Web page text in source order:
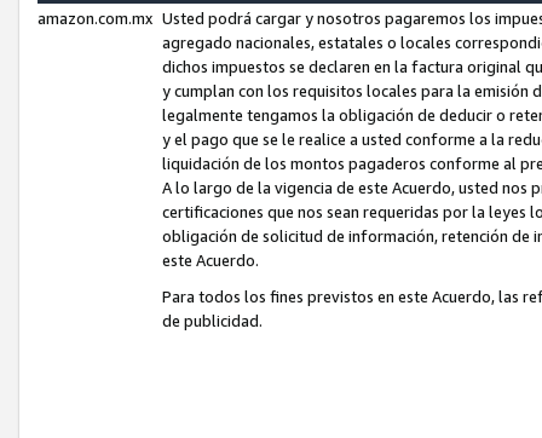
amazon.com.mx Usted podrá cargar y nosotros pagaremos los
agregado nacionales, estatales o locales
dichos impuestos se declaren en la factura original
y cumplan con los requisitos locales para la emisión
legalmente tengamos la obligación de deducir o
y el pago que se le realice a usted conforme a la
liquidación de los montos pagaderos conforme al
A lo largo de la vigencia de este Acuerdo, usted
certificaciones que nos sean requeridas por la leyes
obligación de solicitud de información, retención de
este Acuerdo.
Para todos los fines previstos en este Acuerdo, las
de publicidad.